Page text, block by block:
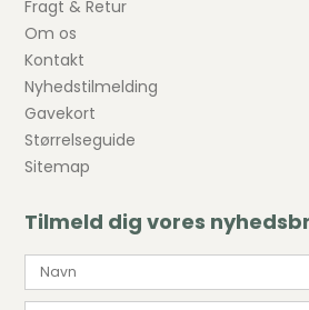
Fragt & Retur
Om os
Kontakt
Nyhedstilmelding
Gavekort
Størrelseguide
Sitemap
Tilmeld dig vores